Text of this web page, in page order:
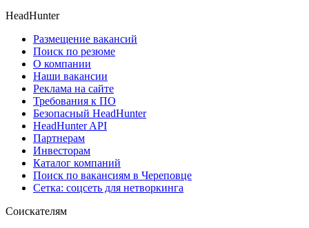
HeadHunter
Размещение вакансий
Поиск по резюме
О компании
Наши вакансии
Реклама на сайте
Требования к ПО
Безопасный HeadHunter
HeadHunter API
Партнерам
Инвесторам
Каталог компаний
Поиск по вакансиям в Череповце
Сетка: соцсеть для нетворкинга
Соискателям